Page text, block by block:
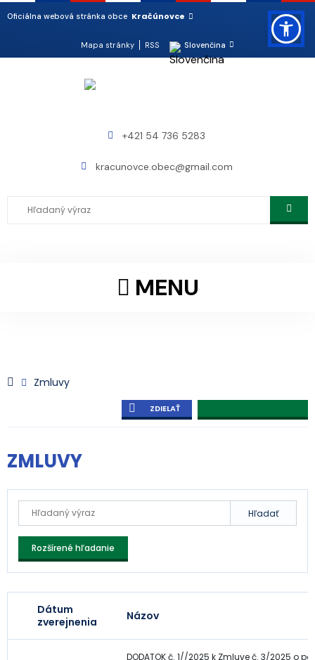
Oficiálna webová stránka obce Kračúnovce
Mapa stránky RSS Slovenčina
+421 54 736 5283
kracunovce.obec@gmail.com
MENU
Zmluvy
ZDIELAŤ
ZMLUVY
Hľadať
Rozšírené hľadanie
Dátum
zverejnenia
Názov
DODATOK č. 1//2025 k Zmluve č. 3/2025 o